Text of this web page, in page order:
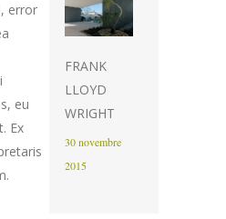
error
eu
Ex
FRANK
LLOYD
WRIGHT
30 novembre
2015